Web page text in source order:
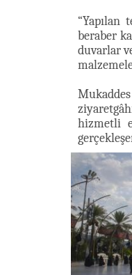
“Yapılan
beraber
duvarlar
hizmetli